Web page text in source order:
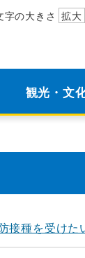
字の大きさ 拡大
観光・文
接種を受けた